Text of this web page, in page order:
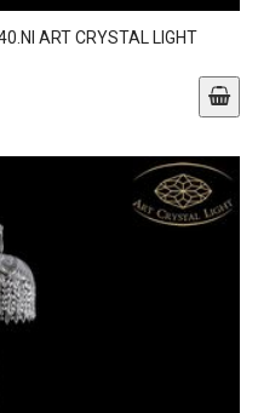
ART CRYSTAL LIGHT